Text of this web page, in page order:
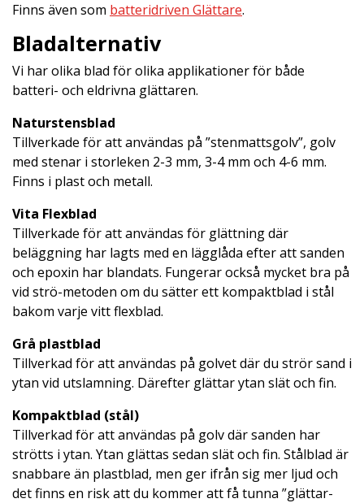
Finns även som batteridriven Glättare.
Bladalternativ
Vi har olika blad för olika applikationer för både
batteri- och eldrivna glättaren.
Naturstensblad
Tillverkade för att användas på ”stenmattsgolv”, golv
med stenar i storleken 2-3 mm, 3-4 mm och 4-6 mm.
Finns i plast och metall.
Vita Flexblad
Tillverkade för att användas för glättning där
beläggning har lagts med en lägglåda efter att sanden
och epoxin har blandats. Fungerar också mycket bra på
vid strö-metoden om du sätter ett kompaktblad i stål
bakom varje vitt flexblad.
Grå plastblad
Tillverkad för att användas på golvet där du strör sand i
ytan vid utslamning. Därefter glättar ytan slät och fin.
Kompaktblad (stål)
Tillverkad för att användas på golv där sanden har
strötts i ytan. Ytan glättas sedan slät och fin. Stålblad är
snabbare än plastblad, men ger ifrån sig mer ljud och
det finns en risk att du kommer att få tunna ”glättar-